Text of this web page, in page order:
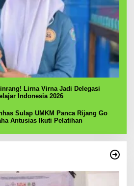
Lirna Virna Jadi Delegasi
Indonesia 2026
Sulap UMKM Panca Rijang Go
Antusias Ikuti Pelatihan